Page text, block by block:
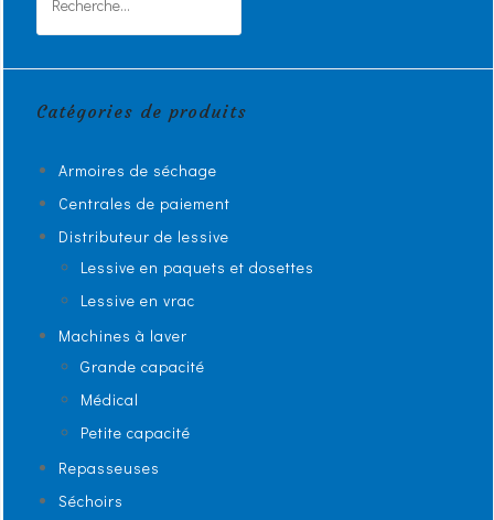
Catégories de produits
Armoires de séchage
Centrales de paiement
Distributeur de lessive
Lessive en paquets et dosettes
Lessive en vrac
Machines à laver
Grande capacité
Médical
Petite capacité
Repasseuses
Séchoirs